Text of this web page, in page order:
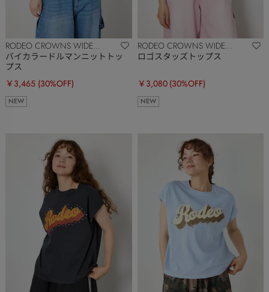
RODEO CROWNS WIDE
BOWL
バイカラードルマンニットトッ
プス
￥3,465 (30%OFF)
NEW
RODEO CROWNS WIDE
BOWL
ロゴスタッズトップス
￥3,080 (30%OFF)
NEW